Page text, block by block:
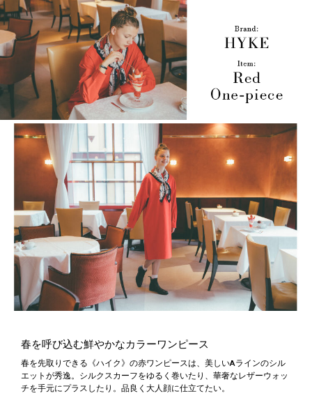
春を呼び込む鮮やかなカラーワンピース
春を先取りできる《ハイク》の赤ワンピースは、美しいAラインのシル
エットが秀逸。シルクスカーフをゆるく巻いたり、華奢なレザーウォッ
チを手元にプラスしたり。品良く大人顔に仕立てたい。